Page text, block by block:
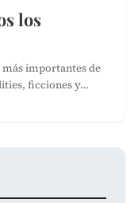
los
más importantes de
ficciones y…